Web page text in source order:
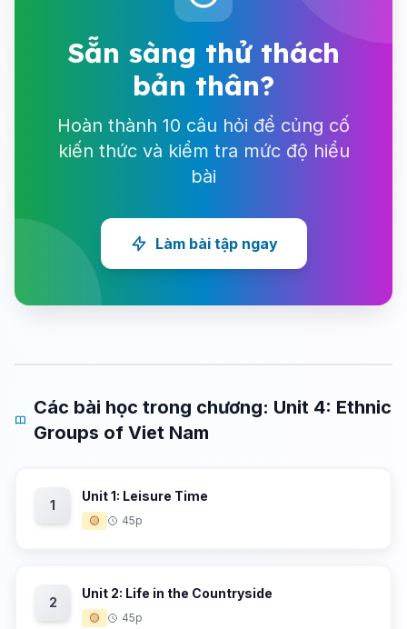
Sẵn sàng thử thách
bản thân?
Hoàn thành 10 câu hỏi để củng cố
kiến thức và kiểm tra mức độ hiểu
bài
Làm bài tập ngay
Các bài học trong chương: Unit 4: Ethnic
Groups of Viet Nam
1
Unit 1: Leisure Time
🟡 45p
2
Unit 2: Life in the Countryside
🟡 45p